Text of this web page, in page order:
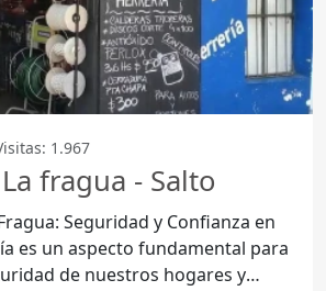
1.967
fragua - Salto
Seguridad y Confianza en
de nuestros hogares y